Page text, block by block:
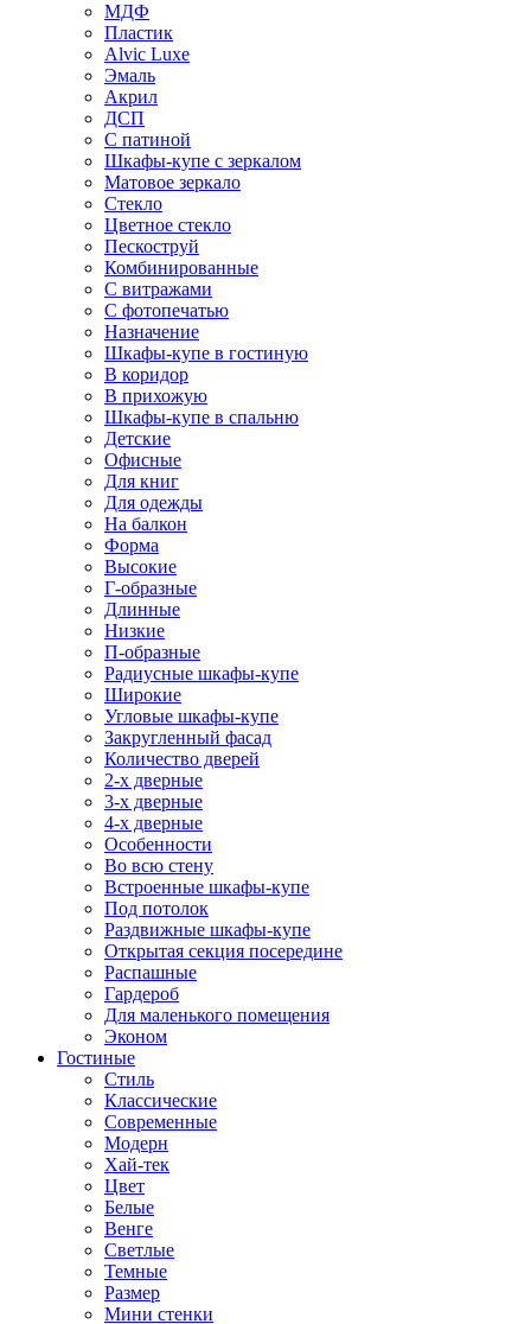
МДФ
Пластик
Alvic Luxe
Эмаль
Акрил
ДСП
С патиной
Шкафы-купе с зеркалом
Матовое зеркало
Стекло
Цветное стекло
Пескоструй
Комбинированные
С витражами
С фотопечатью
Назначение
Шкафы-купе в гостиную
В коридор
В прихожую
Шкафы-купе в спальню
Детские
Офисные
Для книг
Для одежды
На балкон
Форма
Высокие
Г-образные
Длинные
Низкие
П-образные
Радиусные шкафы-купе
Широкие
Угловые шкафы-купе
Закругленный фасад
Количество дверей
2-х дверные
3-х дверные
4-х дверные
Особенности
Во всю стену
Встроенные шкафы-купе
Под потолок
Раздвижные шкафы-купе
Открытая секция посередине
Распашные
Гардероб
Для маленького помещения
Эконом
Гостиные
Стиль
Классические
Современные
Модерн
Хай-тек
Цвет
Белые
Венге
Светлые
Темные
Размер
Мини стенки